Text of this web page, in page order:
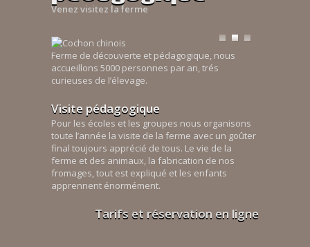
Venez visitez la ferme
Ferme de découverte et pédagogique, nous
accueillons 5000 personnes par an, trés
curieuses de l’élevage.
Visite pédagogique
Pour les écoles et les groupes nous organisons
toute l’année la visite de la ferme avec un goûter
final toujours apprécié de tous. Le vie de la
ferme et des animaux, la fabrication de nos
fromages, tout est expliqué et les enfants
apprennent énormément.
Tarifs et réservation en ligne